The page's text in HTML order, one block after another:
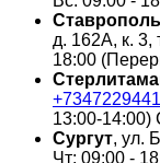
д. 162А, к. 3,
18:00
13:00-
Сургут, ул.
Чт: 09:00 -